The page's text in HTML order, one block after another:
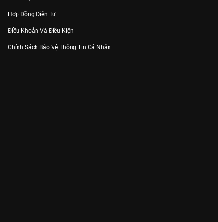
Hợp Đồng Điện Tử
Điều Khoản Và Điều Kiện
Chính Sách Bảo Vệ Thông Tin Cá Nhân